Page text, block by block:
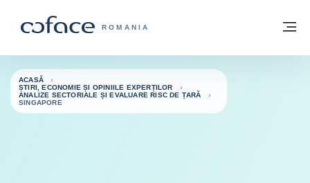
COFACE FOR TRADE - WEBSITE GRUP
ROMANIA
Înapoi la pagina de start
ACASĂ
ȘTIRI, ECONOMIE ȘI OPINIILE EXPERȚILOR
ANALIZE SECTORIALE ȘI EVALUARE RISC DE ȚARĂ
SINGAPORE